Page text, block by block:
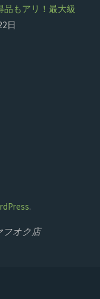
もアリ！最大級
日
.
フオク店